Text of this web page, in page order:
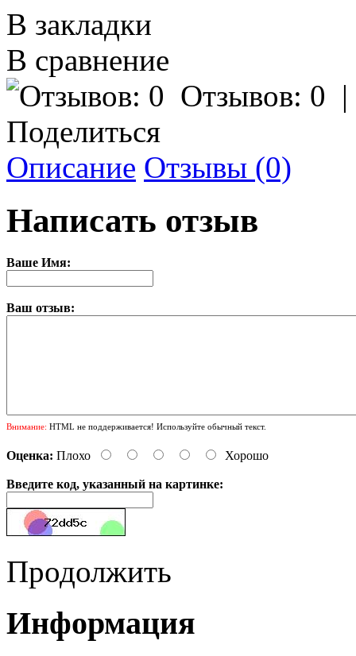
В закладки
В сравнение
Отзывов: 0
Поделиться
Описание Отзывы (0)
Написать отзыв
Ваше Имя:
Ваш отзыв:
Внимание: HTML не поддерживается! Используйте обычный текст.
Оценка: Плохо Хорошо
Введите код, указанный на картинке:
Продолжить
Информация